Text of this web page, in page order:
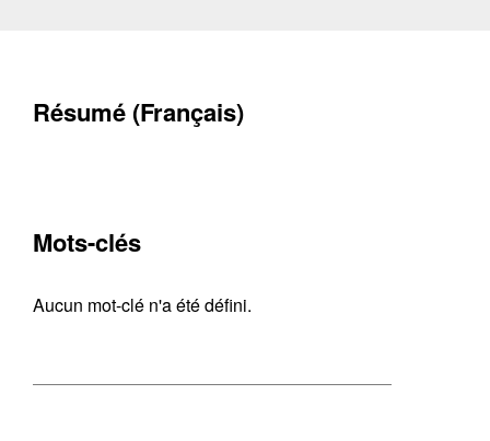
Résumé (Français)
Mots-clés
Aucun mot-clé n'a été défini.